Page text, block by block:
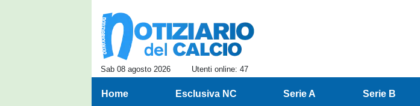
Sab 08 agosto 2026 Utenti online: 47
Home Esclusiva NC Serie A Serie B